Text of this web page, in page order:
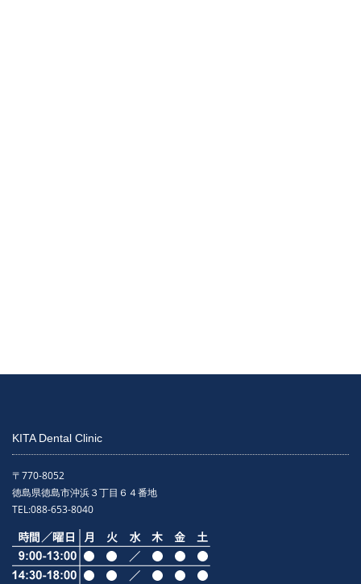
KITA Dental Clinic
〒770-8052
徳島県徳島市沖浜３丁目６４番地
TEL:088-653-8040